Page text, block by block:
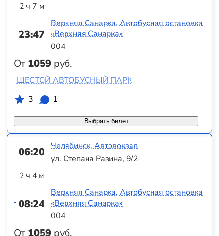
2 ч 7 м
23:47
От 1059 руб.
Верхняя Санарка, Автобусная остановка
«Верхняя Санарка»
004
Выбрать билет
ШЕСТОЙ АВТОБУСНЫЙ ПАРК
3
1
06:20
2 ч 4 м
08:24
От 1059 руб.
Челябинск, Автовокзал
ул. Степана Разина, 9/2
Верхняя Санарка, Автобусная остановка
«Верхняя Санарка»
004